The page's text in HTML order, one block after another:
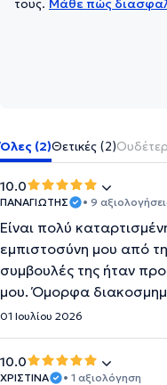
τους. Μάθε πώς
Όλες (2)Θετικές (2)
10.0
ΠΑΝΑΓΙΩΤΗΣ • 9
Είναι πολύ
εμπιστοσύνη μου από
συμβουλές της ήταν
μου. Όμορφα
01 Ιουλίου 2026
10.0
ΧΡΙΣΤΙΝΑ
• 1 αξιολόγηση